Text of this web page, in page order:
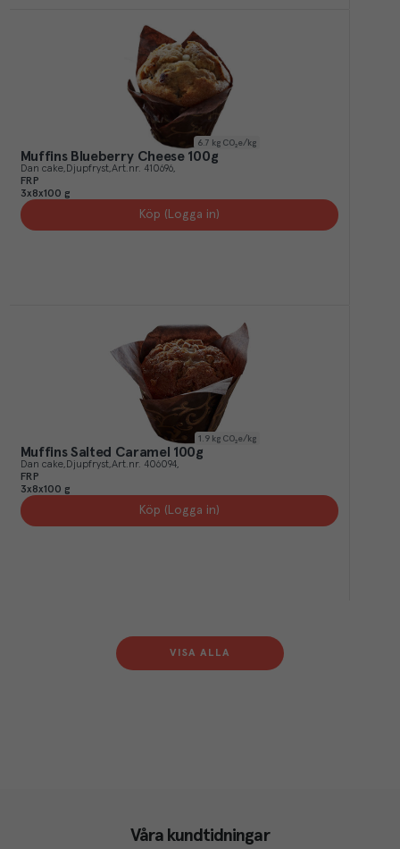
6.7 kg CO₂e/kg
Muffins Blueberry Cheese 100g
Dan cake Djupfryst Art.nr. 410696
FRP
3x8x100 g
Köp (Logga in)
1.9 kg CO₂e/kg
Muffins Salted Caramel 100g
Dan cake Djupfryst Art.nr. 406094
FRP
3x8x100 g
Köp (Logga in)
VISA ALLA
Våra kundtidningar